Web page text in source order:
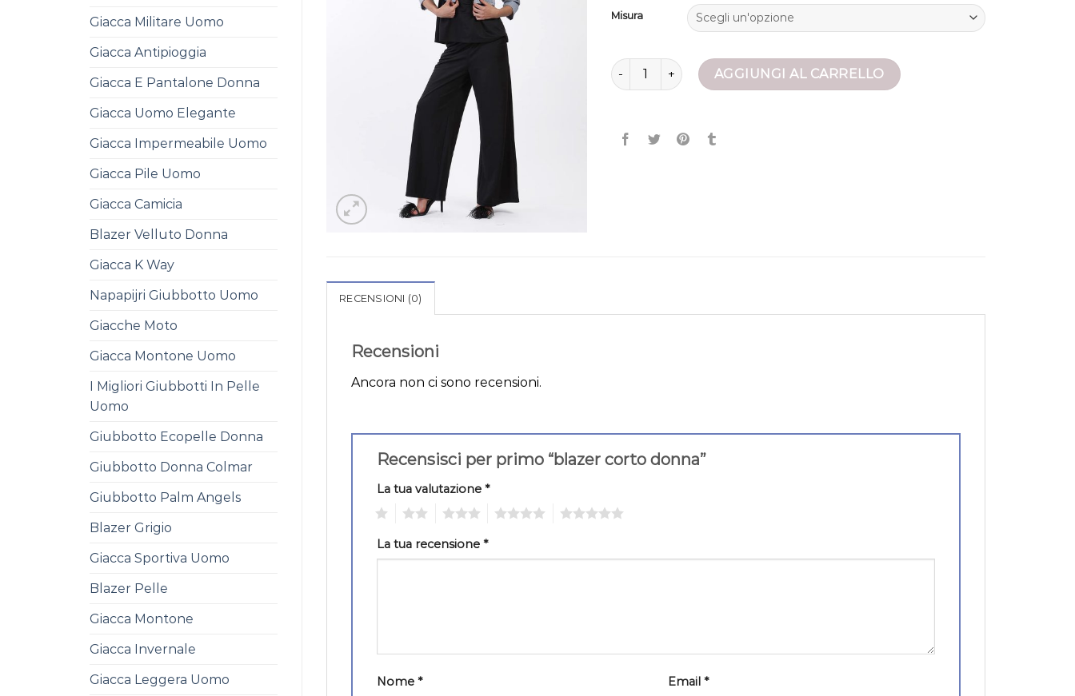
Giacca Militare Uomo
Giacca Antipioggia
Giacca E Pantalone Donna
Giacca Uomo Elegante
Giacca Impermeabile Uomo
Giacca Pile Uomo
Giacca Camicia
Blazer Velluto Donna
Giacca K Way
Napapijri Giubbotto Uomo
Giacche Moto
Giacca Montone Uomo
I Migliori Giubbotti In Pelle
Uomo
Giubbotto Ecopelle Donna
Giubbotto Donna Colmar
Giubbotto Palm Angels
Blazer Grigio
Giacca Sportiva Uomo
Blazer Pelle
Giacca Montone
Giacca Invernale
Giacca Leggera Uomo
Misura
blazer corto donna quantitàAGGIUNGI AL CARRELLO
RECENSIONI (0)
Recensioni
Ancora non ci sono recensioni.
Recensisci per primo “blazer corto donna”
La tua valutazione *
La tua recensione *
Nome * Email *